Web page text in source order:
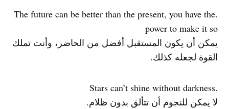
.The future can be better than the present, you have the
power to make it so
يمكن أن يكون المستقبل أفضل من الحاضر، وأنت تملك
القوة لجعله كذلك.
.Stars can’t shine without darkness
لا يمكن للنجوم أن تتألق بدون ظلام.